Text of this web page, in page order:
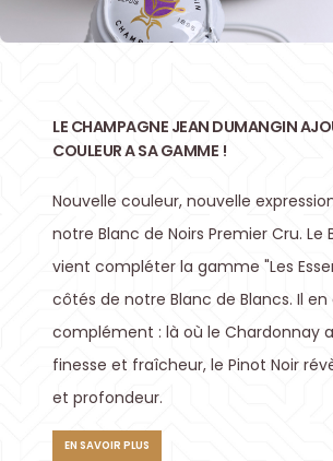
LE CHAMPAGNE JEAN DUMANGIN
COULEUR A SA GAMME !
Nouvelle couleur, nouvelle
notre Blanc de Noirs Premier Cru. Le
vient compléter la gamme "Les
côtés de notre Blanc de Blancs. Il
complément : là où le Chardonnay
finesse et fraîcheur, le Pinot Noir
et profondeur.
EN SAVOIR PLUS